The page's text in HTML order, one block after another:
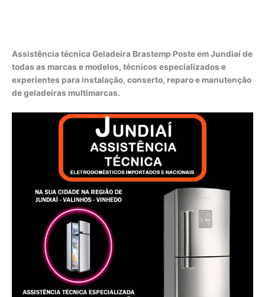
Assistência técnica Geladeira Brastemp Poste em Jundiaí de
todas as marcas e modelos, técnicos especializados e
experientes para instalação, conserto, reparo e manutenção
de geladeiras multimarcas.